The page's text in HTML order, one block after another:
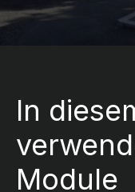
In
Module